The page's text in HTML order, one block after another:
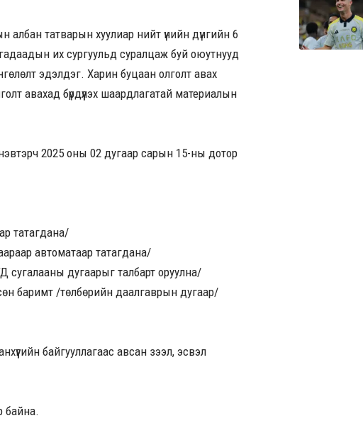
албан татварын хуулиар нийт үнийн дүнгийн 6
их сургуульд суралцаж буй оюутнууд
эдэлдэг. Харин буцаан олголт авах
авахад бүрдүүлэх шаардлагатай материалын
2025 оны 02 дугаар сарын 15-ны дотор
татагдана/
автоматаар татагдана/
дугаарыг талбарт оруулна/
баримт /төлбөрийн даалгаврын дугаар/
байгууллагаас авсан зээл, эсвэл
байна.